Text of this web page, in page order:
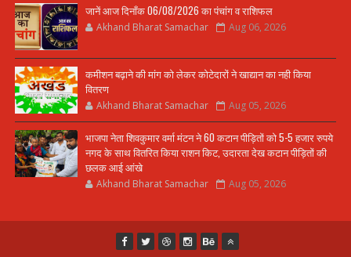
जानें आज दिनाँक 06/08/2026 का पंचांग व राशिफल
Akhand Bharat Samachar Aug 06, 2026
कमीशन बढ़ाने की मांग को लेकर कोटेदारों ने खाद्यान का नही किया
वितरण
Akhand Bharat Samachar Aug 05, 2026
भाजपा नेता शिवकुमार वर्मा मंटन ने 60 कटान पीड़ितों को 5-5 हजार रुपये
नगद के साथ वितरित किया राशन किट, उदारता देख कटान पीड़ितों की
छलक आई आंखे
Akhand Bharat Samachar Aug 05, 2026